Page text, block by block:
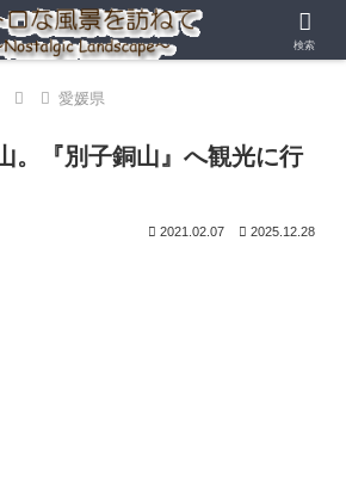
愛媛県
。『別子銅山』へ観光に行
2021.02.07 2025.12.28
検索